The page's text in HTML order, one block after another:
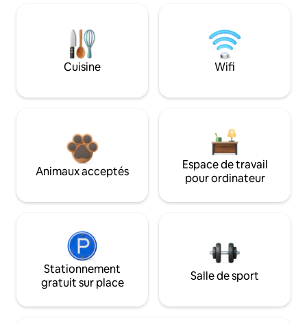
Cuisine Wifi
Animaux acceptés
Espace de travail
pour ordinateur
Stationnement
gratuit sur place
Salle de sport